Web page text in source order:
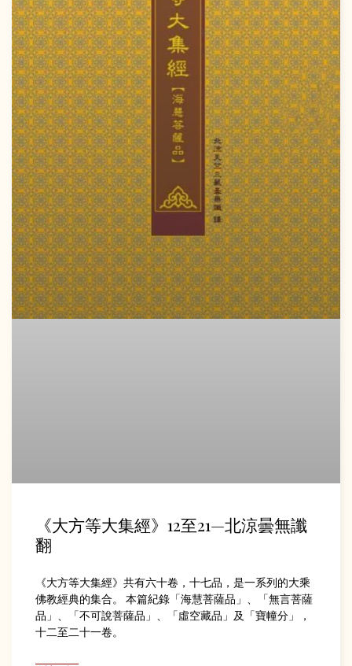
《大方等大集經》12至21—北涼曇無讖
翻
《大方等大集經》共有六十卷，十七品，是一系列的大乘
佛教經典的集合。 本篇紀錄「海慧菩薩品」、「無言菩薩
品」、「不可說菩薩品」、「虛空藏品」及「寶幢分」，
十二至二十一卷。